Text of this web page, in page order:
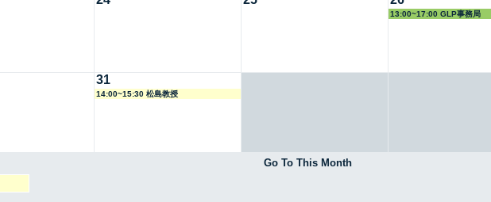
13:00~17:00 GLP事務局
31
14:00~15:30 松島教授
Go To This Month